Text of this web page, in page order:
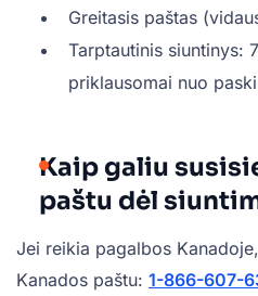
Greitasis paštas
Tarptautinis siuntinys:
priklausomai nuo
Kaip galiu
paštu dėl
Jei reikia pagalbos
Kanados paštu: 1-866-607-